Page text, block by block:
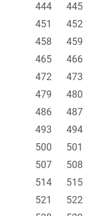
444
445
451
452
458
459
465
466
472
473
479
480
486
487
493
494
500
501
507
508
514
515
521
522